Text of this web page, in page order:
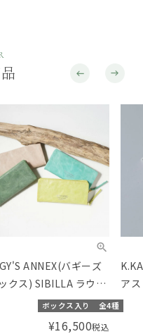
ANNEX(バギーズ
クス) SIBILLA ラウン
ボックス入り 全4種
¥16,500税込
ア